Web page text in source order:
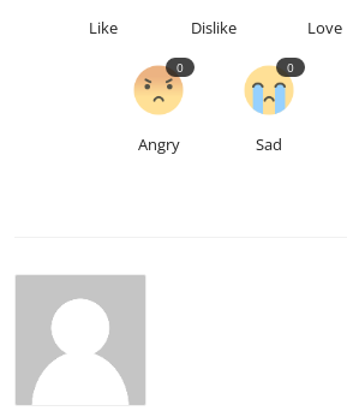
Like Dislike Love
Angry
0
Sad
0